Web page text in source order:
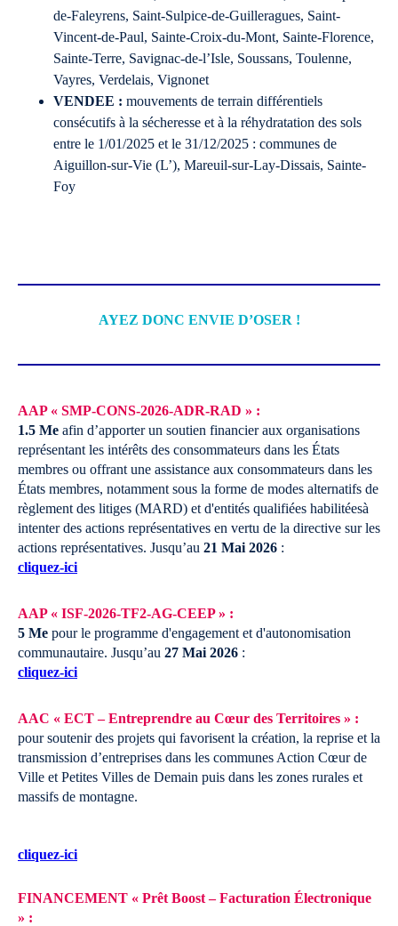
de-Faleyrens, Saint-Sulpice-de-Guilleragues, Saint-
Vincent-de-Paul, Sainte-Croix-du-Mont, Sainte-Florence,
Sainte-Terre, Savignac-de-l’Isle, Soussans, Toulenne,
Vayres, Verdelais, Vignonet
VENDEE : mouvements de terrain différentiels
consécutifs à la sécheresse et à la réhydratation des sols
entre le 1/01/2025 et le 31/12/2025 : communes de
Aiguillon-sur-Vie (L’), Mareuil-sur-Lay-Dissais, Sainte-
Foy
AYEZ DONC ENVIE D’OSER !
AAP « SMP-CONS-2026-ADR-RAD » :
1.5 Me afin d’apporter un soutien financier aux organisations
représentant les intérêts des consommateurs dans les États
membres ou offrant une assistance aux consommateurs dans les
États membres, notamment sous la forme de modes alternatifs de
règlement des litiges (MARD) et d'entités qualifiées habilitéesà
intenter des actions représentatives en vertu de la directive sur les
actions représentatives. Jusqu’au 21 Mai 2026 :
cliquez-ici
AAP « ISF-2026-TF2-AG-CEEP » :
5 Me pour le programme d'engagement et d'autonomisation
communautaire. Jusqu’au 27 Mai 2026 :
cliquez-ici
AAC « ECT – Entreprendre au Cœur des Territoires » :
pour soutenir des projets qui favorisent la création, la reprise et la
transmission d’entreprises dans les communes Action Cœur de
Ville et Petites Villes de Demain puis dans les zones rurales et
massifs de montagne.
cliquez-ici
FINANCEMENT « Prêt Boost – Facturation Électronique
» :